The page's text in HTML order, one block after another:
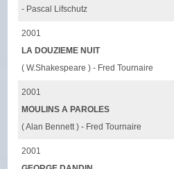
- Pascal Lifschutz
2001
LA DOUZIEME NUIT
( W.Shakespeare ) - Fred Tournaire
2001
MOULINS A PAROLES
( Alan Bennett ) - Fred Tournaire
2001